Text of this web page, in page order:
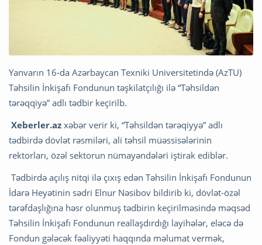
Yanvarın 16-da Azərbaycan Texniki Universitetində (AzTU)
Təhsilin İnkişafı Fondunun təşkilatçılığı ilə “Təhsildən
tərəqqiyə” adlı tədbir keçirilb.
Xeberler.az xəbər verir ki, “Təhsildən tərəqiyyə” adlı
tədbirdə dövlət rəsmiləri, ali təhsil müəssisələrinin
rektorları, özəl sektorun nümayəndələri iştirak ediblər.
Tədbirdə açılış nitqi ilə çıxış edən Təhsilin İnkişafı Fondunun
İdarə Heyətinin sədri Elnur Nəsibov bildirib ki, dövlət-özəl
tərəfdaşlığına həsr olunmuş tədbirin keçirilməsində məqsəd
Təhsilin İnkişafı Fondunun reallaşdırdığı layihələr, eləcə də
Fondun gələcək fəaliyyəti haqqında məlumat vermək,